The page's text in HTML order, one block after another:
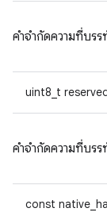
คําจํากัดความที่บรร
uint8_t
คําจํากัดความที่บรร
const